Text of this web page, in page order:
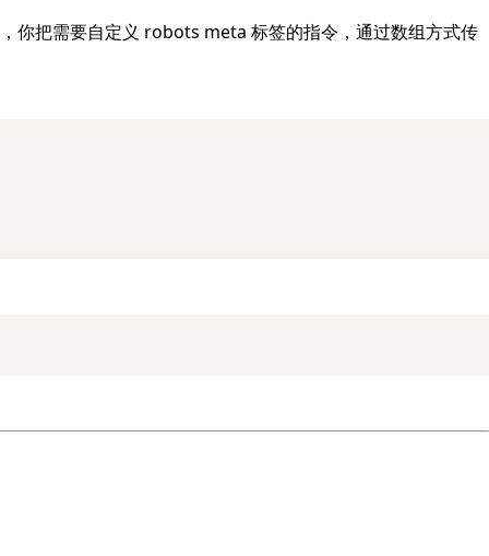
你把需要自定义 robots meta 标签的指令，通过数组方式传